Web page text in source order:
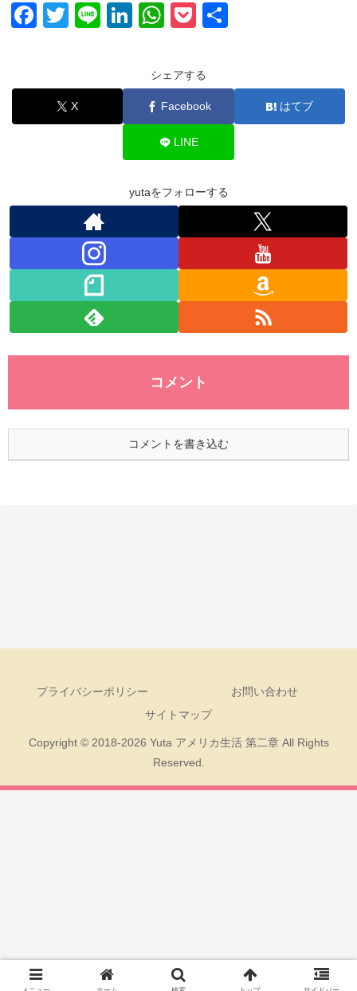
F
e
b
T
er
Li
Li
e
dI
W
at
s
A
p
p
P
ck
et
シェアする
X Facebook はてブ
LINE
yutaをフォローする
コメント
コメントを書き込む
プライバシーポリシー
お問い合わせ
サイトマップ
Copyright © 2018-2026 Yuta アメリカ生活 第二章 All Rights
Reserved.